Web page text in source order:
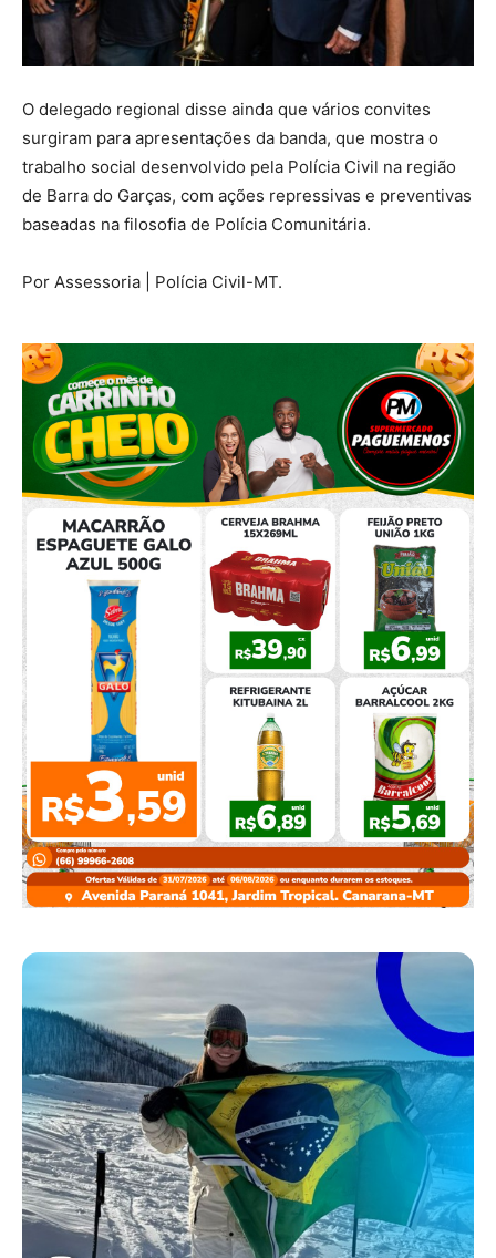
O delegado regional disse ainda que vários convites
surgiram para apresentações da banda, que mostra o
trabalho social desenvolvido pela Polícia Civil na região
de Barra do Garças, com ações repressivas e preventivas
baseadas na filosofia de Polícia Comunitária.
Por Assessoria | Polícia Civil-MT.